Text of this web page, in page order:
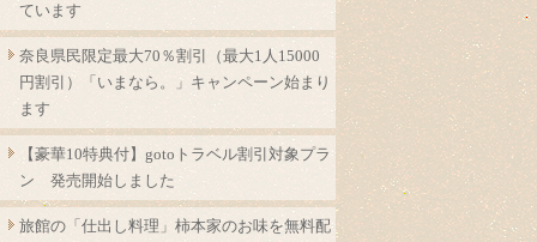
ています
奈良県民限定最大70％割引（最大1人15000
円割引）「いまなら。」キャンペーン始まり
ます
【豪華10特典付】gotoトラベル割引対象プラ
ン 発売開始しました
旅館の「仕出し料理」柿本家のお味を無料配